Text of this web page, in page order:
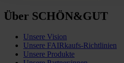
Über SCHÖN&GUT
Unsere Vision
Unsere FAIRkaufs-Richtlinien
Unsere Produkte